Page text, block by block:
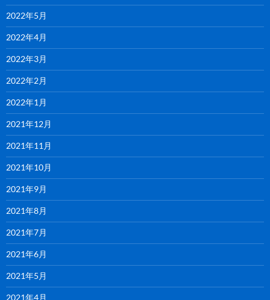
2022年5月
2022年4月
2022年3月
2022年2月
2022年1月
2021年12月
2021年11月
2021年10月
2021年9月
2021年8月
2021年7月
2021年6月
2021年5月
2021年4月